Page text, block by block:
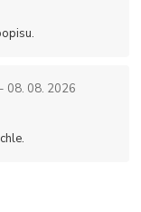
- 08. 08. 2026